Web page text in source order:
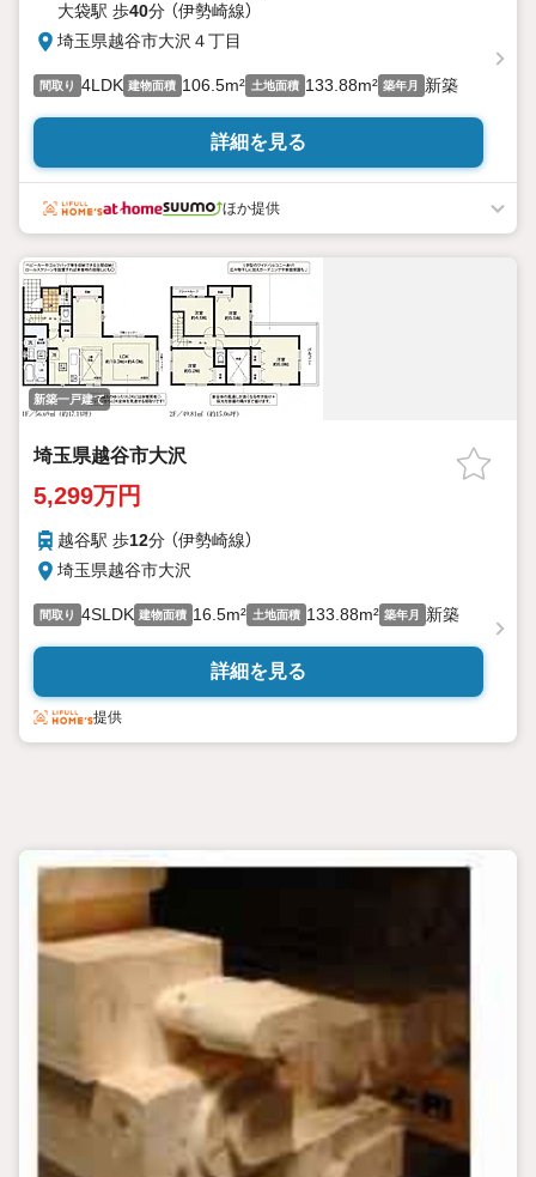
大袋駅 歩40分 （伊勢崎線）
埼玉県越谷市大沢４丁目
間取り 4LDK 建物面積 106.5m² 土地面積 133.88m² 築年月 新築
詳細を見る
ほか提供
新築一戸建て
埼玉県越谷市大沢
5,299万円
越谷駅 歩12分 （伊勢崎線）
埼玉県越谷市大沢
間取り 4SLDK 建物面積 16.5m² 土地面積 133.88m² 築年月 新築
詳細を見る
提供